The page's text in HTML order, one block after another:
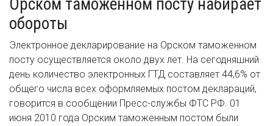
Цены
Поддержка
Контакты
Орском таможенном посту набирает
обороты
Электронное декларирование на Орском таможенном
посту осуществляется около двух лет. На сегодняшний
день количество электронных ГТД составляет 44,6% от
общего числа всех оформляемых постом деклараций,
говорится в сообщении Пресс-службы ФТС РФ. 01
июня 2010 года Орским таможенным постом были